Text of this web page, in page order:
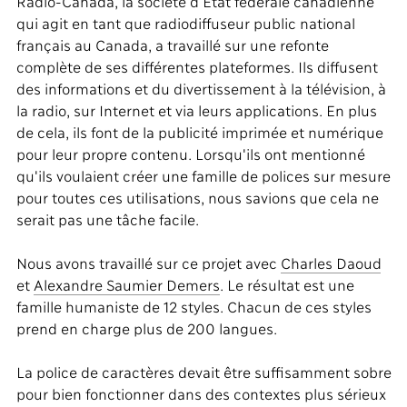
Radio-Canada, la société d'État fédérale canadienne
qui agit en tant que radiodiffuseur public national
français au Canada, a travaillé sur une refonte
complète de ses différentes plateformes. Ils diffusent
des informations et du divertissement à la télévision, à
la radio, sur Internet et via leurs applications. En plus
de cela, ils font de la publicité imprimée et numérique
pour leur propre contenu. Lorsqu'ils ont mentionné
qu'ils voulaient créer une famille de polices sur mesure
pour toutes ces utilisations, nous savions que cela ne
serait pas une tâche facile.
Nous avons travaillé sur ce projet avec Charles Daoud
et Alexandre Saumier Demers. Le résultat est une
famille humaniste de 12 styles. Chacun de ces styles
prend en charge plus de 200 langues.
La police de caractères devait être suffisamment sobre
pour bien fonctionner dans des contextes plus sérieux